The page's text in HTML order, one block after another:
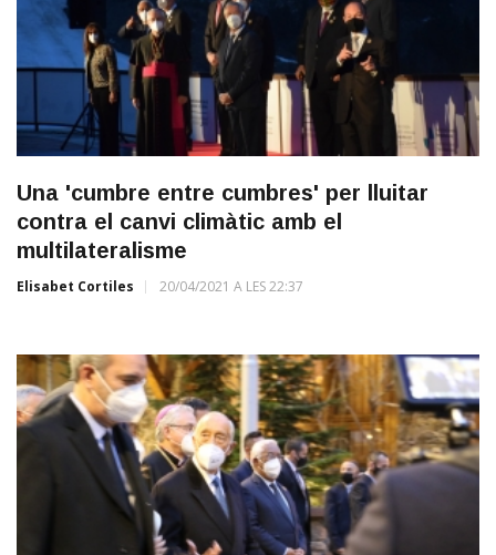
Una 'cumbre entre cumbres' per lluitar
contra el canvi climàtic amb el
multilateralisme
Elisabet Cortiles 20/04/2021 A LES 22:37